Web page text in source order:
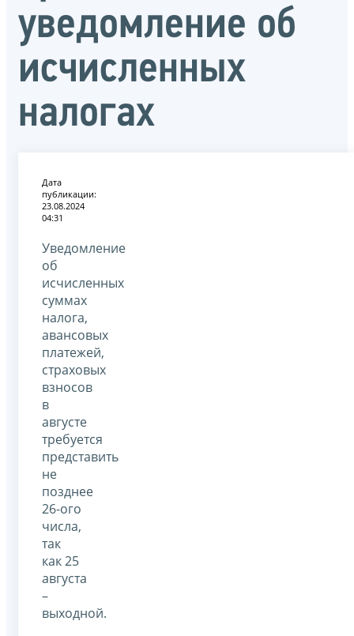
уведомление об
исчисленных
налогах
Дата
публикации:
23.08.2024
04:31
Уведомление
об
исчисленных
суммах
налога,
авансовых
платежей,
страховых
взносов
в
августе
требуется
представить
не
позднее
26-ого
числа,
так
как 25
августа
–
выходной.